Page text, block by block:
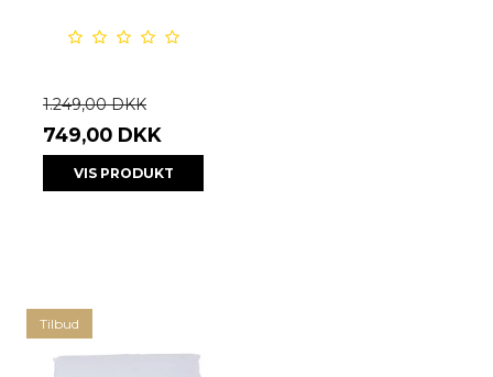
1.249,00 DKK
749,00 DKK
VIS PRODUKT
Tilbud